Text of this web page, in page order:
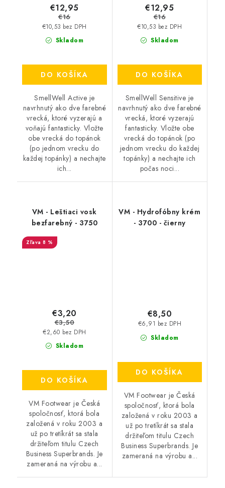
Skladom
€10,53 bez DPH
€12,95
€16
DO KOŠÍKA
SmellWell Active je
navrhnutý ako dve farebné
vrecká, ktoré vyzerajú a
voňajú fantasticky. Vložte
obe vrecká do topánok
(po jednom vrecku do
každej topánky) a nechajte
ich...
Skladom
€10,53 bez DPH
€12,95
€16
DO KOŠÍKA
SmellWell Sensitive je
navrhnutý ako dve farebné
vrecká, ktoré vyzerajú
fantasticky. Vložte obe
vrecká do topánok (po
jednom vrecku do každej
topánky) a nechajte ich
počas noci...
VM - Leštiaci vosk
bezfarebný - 3750
8 %
Skladom
€2,60 bez DPH
€3,20
€3,50
DO KOŠÍKA
VM Footwear je Česká
spoločnosť, ktorá bola
založená v roku 2003 a
už po tretíkrát sa stala
držiteľom titulu Czech
Business Superbrands. Je
zameraná na výrobu a...
VM - Hydrofóbny krém
- 3700 - čierny
Skladom
€6,91 bez DPH
€8,50
DO KOŠÍKA
VM Footwear je Česká
spoločnosť, ktorá bola
založená v roku 2003 a
už po tretíkrát sa stala
držiteľom titulu Czech
Business Superbrands. Je
zameraná na výrobu a...